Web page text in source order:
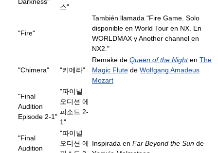
스"
"Fire"
También llamada "Fire Game. Solo
disponible en World Tour en NX. En
WORLDMAX y Another channel en
NX2."
"Chimera" "키메라"
Remake de Queen of the Nighten The
Magic Flute de Wolfgang Amadeus
Mozart
"Final
Audition
Episode 2-1"
"파이널
오디션 에
피소드 2-
1"
"Final
Audition
"파이널
오디션 에 Inspirada en Far Beyond the Sun de